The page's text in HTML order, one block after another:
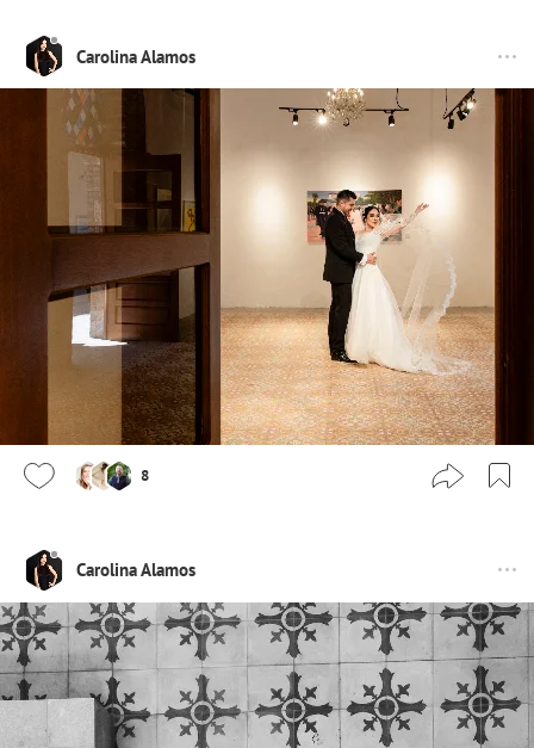
Carolina Alamos
8
Carolina Alamos